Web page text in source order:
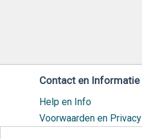
Contact en Informatie
Help en Info
Voorwaarden en Privacy